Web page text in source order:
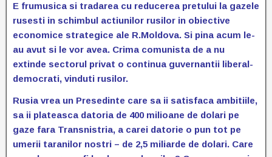
E frumusica si tradarea cu reducerea pretului la gazele
rusesti in schimbul actiunilor rusilor in obiective
economice strategice ale R.Moldova. Si pina acum le-
au avut si le vor avea. Crima comunista de a nu
extinde sectorul privat o continua guvernantii liberal-
democrati, vinduti rusilor.
Rusia vrea un Presedinte care sa ii satisfaca ambitiile,
sa ii plateasca datoria de 400 milioane de dolari pe
gaze fara Transnistria, a carei datorie o pun tot pe
umerii taranilor nostri – de 2,5 miliarde de dolari. Care